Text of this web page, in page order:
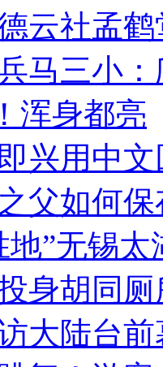
云社孟
马三小
浑身都亮
兴用中
父如何
地”无锡
身胡同
大陆台